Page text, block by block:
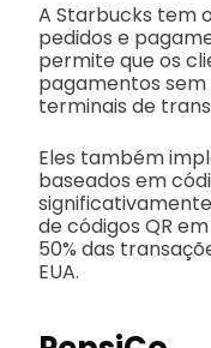
A Starbucks tem
pedidos e
permite que os
pagamentos
terminais de
Eles também
baseados em
de códigos QR
50% das
EUA.